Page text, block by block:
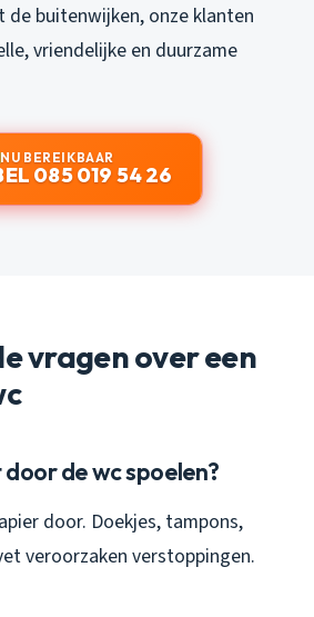
buitenwijken, onze klanten
vriendelijke en duurzame
NU BEREIKBAAR
085 019 54 26
vragen over een
de wc spoelen?
door. Doekjes, tampons,
veroorzaken verstoppingen.